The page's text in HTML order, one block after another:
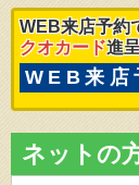
WEB来店予約
クオカード進
WEB来店
ネットの